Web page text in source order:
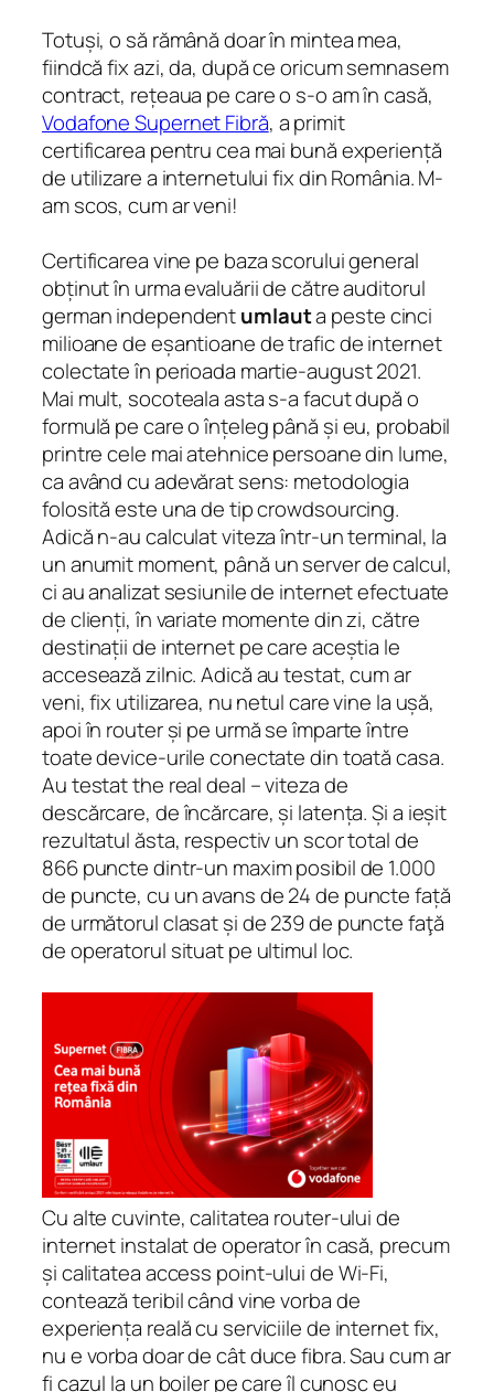
Totuși, o să rămână doar în mintea mea,
fiindcă fix azi, da, după ce oricum semnasem
contract, rețeaua pe care o s-o am în casă,
Vodafone Supernet Fibră, a primit
certificarea pentru cea mai bună experiență
de utilizare a internetului fix din România. M-
am scos, cum ar veni!
Certificarea vine pe baza scorului general
obținut în urma evaluării de către auditorul
german independentumlauta peste cinci
milioane de eșantioane de trafic de internet
colectate în perioada martie-august 2021.
Mai mult, socoteala asta s-a facut după o
formulă pe care o înțeleg până și eu, probabil
printre cele mai atehnice persoane din lume,
ca având cu adevărat sens: metodologia
folosită este una de tip crowdsourcing.
Adică n-au calculat viteza într-un terminal, la
un anumit moment, până un server de calcul,
ci au analizat sesiunile de internet efectuate
de clienți, în variate momente din zi, către
destinații de internet pe care aceștia le
accesează zilnic. Adică au testat, cum ar
veni, fix utilizarea, nu netul care vine la ușă,
apoi în router și pe urmă se împarte între
toate device-urile conectate din toată casa.
Au testatthe real deal – viteza de
descărcare, de încărcare, și latența. Și a ieșit
rezultatul ăsta, respectiv un scor total de
866 puncte dintr-un maxim posibil de 1.000
de puncte, cu un avans de 24 de puncte față
de următorul clasat și de 239 de puncte faţă
de operatorul situat pe ultimul loc.
Cu alte cuvinte, calitatea router-ului de
internet instalat de operator în casă, precum
și calitateaaccess point-ului de Wi-Fi,
contează teribil când vine vorba de
experiența reală cu serviciile de internet fix,
nu e vorba doar de cât duce fibra. Sau cum ar
fi cazul la un boiler pe care îl cunosc eu